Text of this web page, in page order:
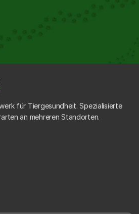
für Tiergesundheit. Spezialisierte
an mehreren Standorten.